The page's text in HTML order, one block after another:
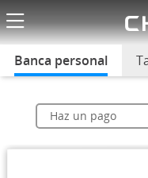
Haz un pago
Banca personal
Haz un pago